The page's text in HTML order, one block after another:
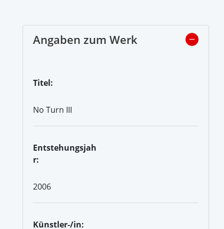
Angaben zum Werk
Titel:
No Turn III
Entstehungsjah
r:
2006
Künstler-/in: